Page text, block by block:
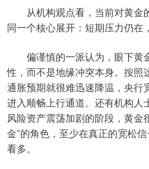
从机构观点看，当前对黄金
同一个核心展开：短期压力仍在
偏谨慎的一派认为，眼下黄
性，而不是地缘冲突本身。按照
通胀预期就很难迅速降温，央行
进入顺畅上行通道。还有机构人
风险资产震荡加剧的阶段，黄金
金”的角色，至少在真正的宽松
看多。